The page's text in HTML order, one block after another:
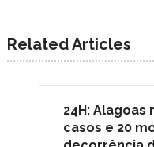
Related Articles
24H: Alagoas
casos e 20